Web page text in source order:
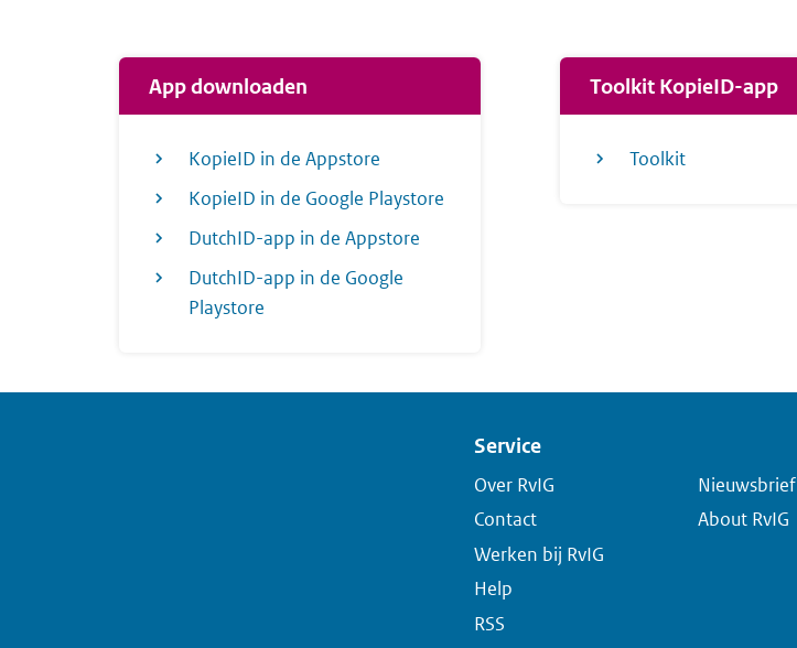
App downloaden
KopieID in de Appstore
KopieID in de Google Playstore
DutchID-app in de Appstore
DutchID-app in de Google
Playstore
Toolkit KopieID-app
Toolkit
Service
Over RvIG
Contact
Werken bij RvIG
Help
RSS
Nieuwsbrief
About RvIG